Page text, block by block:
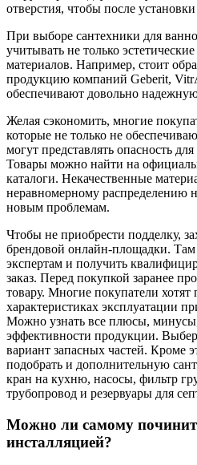
отверстия, чтобы после установки
При выборе сантехники для
учитывать не только
материалов. Например, стоит
продукцию компаний Geberit,
обеспечивают довольно
Желая сэкономить, многие
которые не только не
могут представлять опасность
Товары можно найти на
каталоги. Некачественные
неравномерному распределению
новым проблемам.
Чтобы не приобрести подделку,
брендовой онлайн-площадки. Там
экспертам и получить
заказ. Перед покупкой заранее
товару. Многие покупатели
характеристиках эксплуатации
Можно узнать все плюсы,
эффективности продукции.
вариант запасных частей. Кроме
подобрать и дополнительную
кран на кухню, насосы, фильтр
трубопровод и резервуары для
Можно ли самому
инсталляцией?